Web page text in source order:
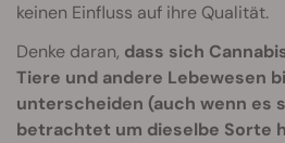
keinen Einfluss auf ihre Qualität.
Denke daran, dass sich
Tiere und andere Lebewesen
unterscheiden (auch wenn es
betrachtet um dieselbe Sorte